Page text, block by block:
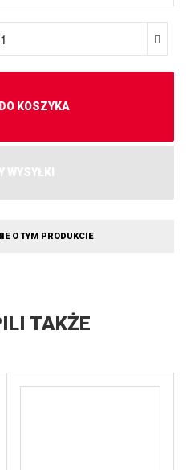
KOSZYKA
WYSYŁKI
O TYM PRODUKCIE
TAKŻE